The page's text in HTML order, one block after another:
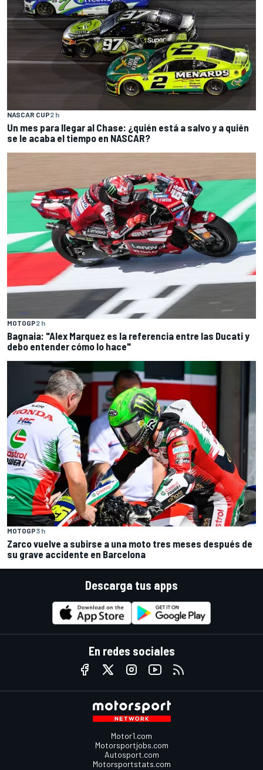
NASCAR CUP2 h
Un mes para llegar al Chase: ¿quién está a salvo y a quién
se le acaba el tiempo en NASCAR?
MOTOGP2 h
Bagnaia: "Alex Marquez es la referencia entre las Ducati y
debo entender cómo lo hace"
MOTOGP3 h
Zarco vuelve a subirse a una moto tres meses después de
su grave accidente en Barcelona
Descarga tus apps
En redes sociales
Motor1.com
Motorsportjobs.com
Autosport.com
Motorsportstats.com